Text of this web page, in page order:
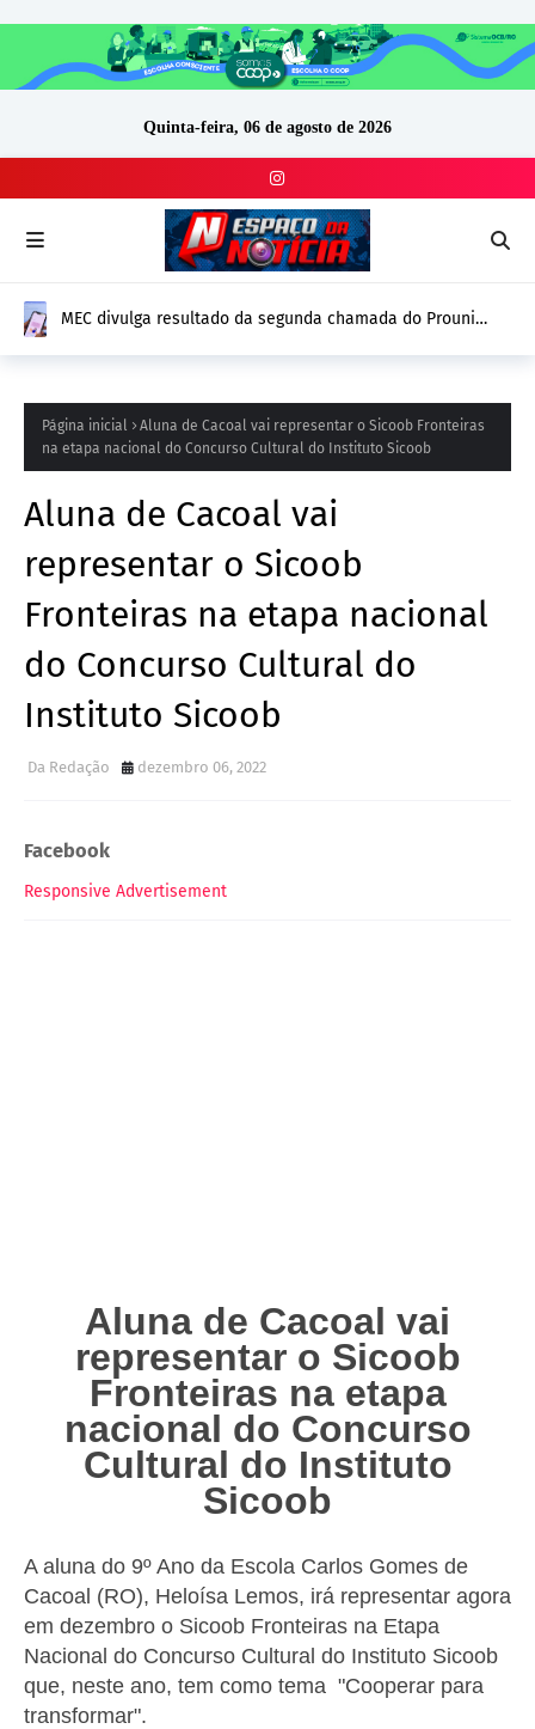
Quinta-feira, 06 de agosto de 2026
MEC divulga resultado da segunda chamada do Prouni
Página inicial
Aluna de Cacoal vai representar o Sicoob Fronteiras
na etapa nacional do Concurso Cultural do Instituto Sicoob
Aluna de Cacoal vai
representar o Sicoob
Fronteiras na etapa nacional
do Concurso Cultural do
Instituto Sicoob
Da Redação dezembro 06, 2022
Facebook
Responsive Advertisement
Aluna de Cacoal vai
representar o Sicoob
Fronteiras na etapa
nacional do Concurso
Cultural do Instituto
Sicoob
A aluna do 9º Ano da Escola Carlos Gomes de
Cacoal (RO), Heloísa Lemos, irá representar agora
em dezembro o Sicoob Fronteiras na Etapa
Nacional do Concurso Cultural do Instituto Sicoob
que, neste ano, tem como tema "Cooperar para
transformar".